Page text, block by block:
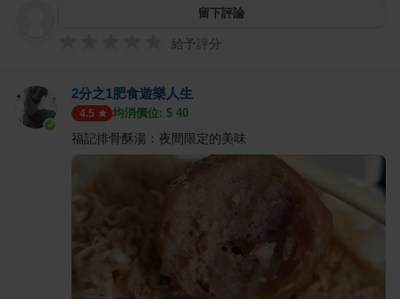
留下評論
給予評分
2分之1肥食遊樂人生
4.5 均消價位: $ 40
福記排骨酥湯：夜間限定的美味